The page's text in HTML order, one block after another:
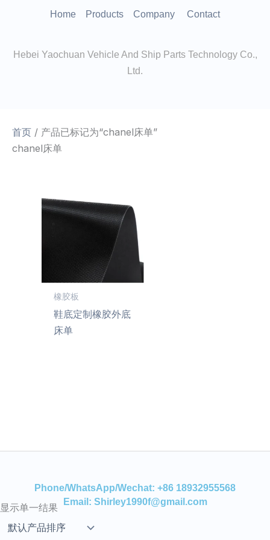
Home Products Company Contact
Hebei Yaochuan Vehicle And Ship Parts Technology Co.,
Ltd.
首页 / 产品已标记为“chanel床单”
chanel床单
显示单一结果
橡胶板
鞋底定制橡胶外底
床单
Phone/WhatsApp/Wechat: +86 18932955568
Email: Shirley1990f@gmail.com